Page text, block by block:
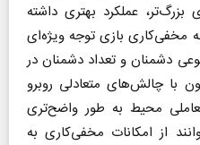
بزرگ‌تر، عملکرد بهتری داشته
مخفی‌کاری بازی توجه ویژه‌ای
دشمنان و تعداد دشمنان در
با چالش‌های متعادلی روبرو
محیط به طور واضح‌تری
از امکانات مخفی‌کاری به